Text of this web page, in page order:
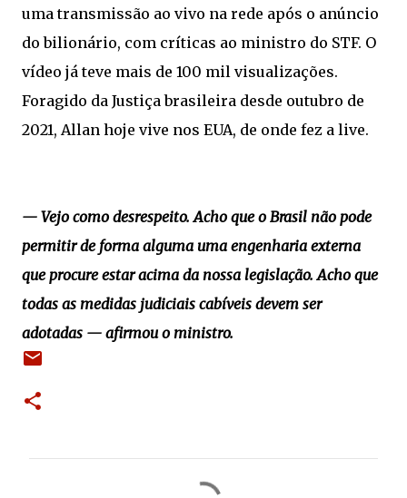
uma transmissão ao vivo na rede após o anúncio
do bilionário, com críticas ao ministro do STF. O
vídeo já teve mais de 100 mil visualizações.
Foragido da Justiça brasileira desde outubro de
2021, Allan hoje vive nos EUA, de onde fez a live.
— Vejo como desrespeito. Acho que o Brasil não pode
permitir de forma alguma uma engenharia externa
que procure estar acima da nossa legislação. Acho que
todas as medidas judiciais cabíveis devem ser
adotadas — afirmou o ministro.